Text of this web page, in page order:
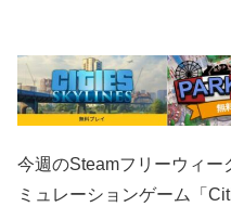
今週のSteamフリーウィー
ミュレーションゲーム「